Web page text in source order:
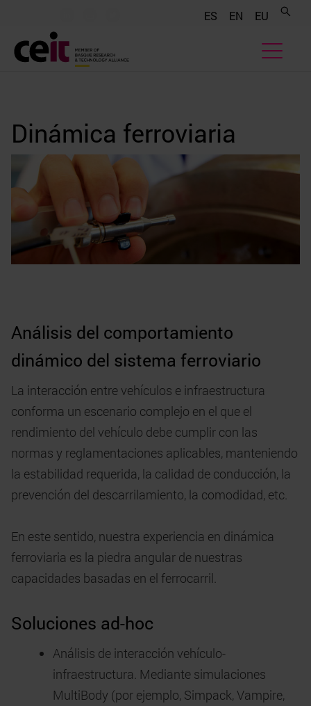
ES EN EU
Dinámica ferroviaria
Análisis del comportamiento
dinámico del sistema ferroviario
La interacción entre vehículos e infraestructura
conforma un escenario complejo en el que el
rendimiento del vehículo debe cumplir con las
normas y reglamentaciones aplicables, manteniendo
la estabilidad requerida, la calidad de conducción, la
prevención del descarrilamiento, la comodidad, etc.
En este sentido, nuestra experiencia en dinámica
ferroviaria es la piedra angular de nuestras
capacidades basadas en el ferrocarril.
Soluciones ad-hoc
Análisis de interacción vehículo-
infraestructura. Mediante simulaciones
MultiBody (por ejemplo, Simpack, Vampire,